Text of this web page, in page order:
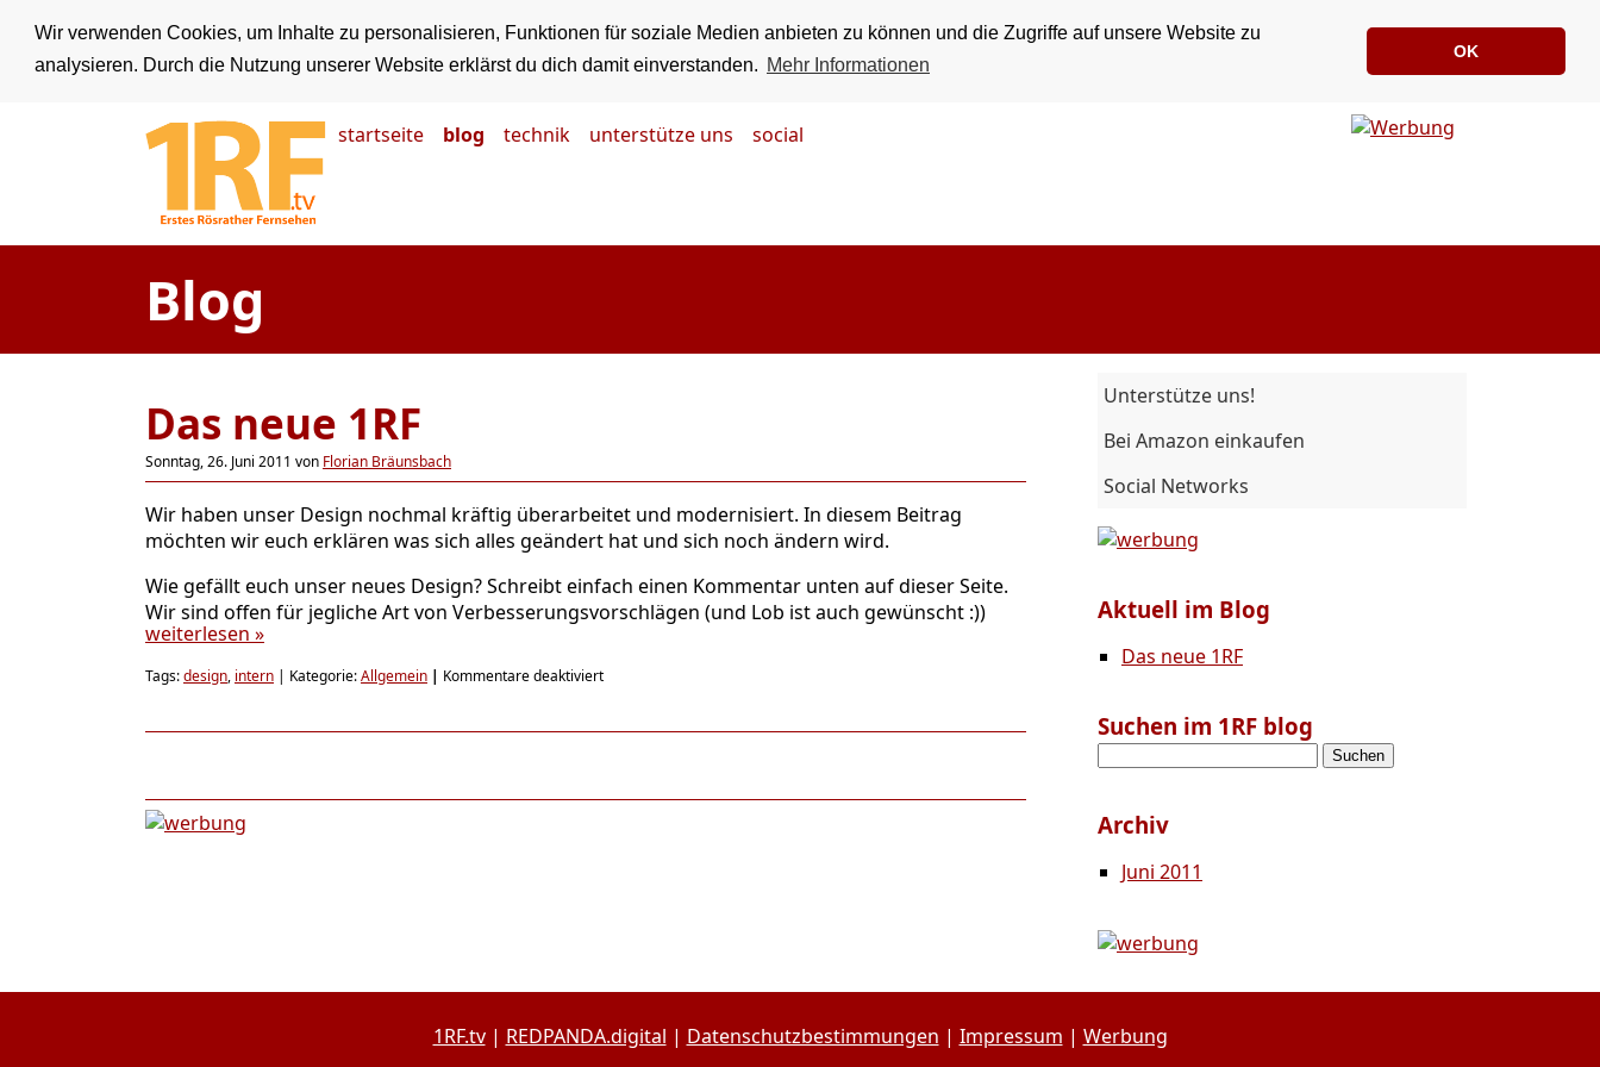
Wir verwenden Cookies, um Inhalte zu personalisieren, Funktionen für soziale Medien anbieten zu können und die Zugriffe auf unsere Website zu
analysieren. Durch die Nutzung unserer Website erklärst du dich damit einverstanden. Mehr Informationen
OK
startseite blog technik unterstütze uns social
Blog
Unterstütze uns!
Bei Amazon einkaufen
Social Networks
Aktuell im Blog
Das neue 1RF
Suchen im 1RF blog
Suchen
Archiv
Juni 2011
Das neue 1RF
Sonntag, 26. Juni 2011 von Florian Bräunsbach
Wir haben unser Design nochmal kräftig überarbeitet und modernisiert. In diesem Beitrag
möchten wir euch erklären was sich alles geändert hat und sich noch ändern wird.
Wie gefällt euch unser neues Design? Schreibt einfach einen Kommentar unten auf dieser Seite.
Wir sind offen für jegliche Art von Verbesserungsvorschlägen (und Lob ist auch gewünscht :))
weiterlesen »
Tags:design, intern | Kategorie:Allgemein | Kommentare deaktiviertfür
1RF
1RF.tv| REDPANDA.digital | Datenschutzbestimmungen | Impressum | Werbung